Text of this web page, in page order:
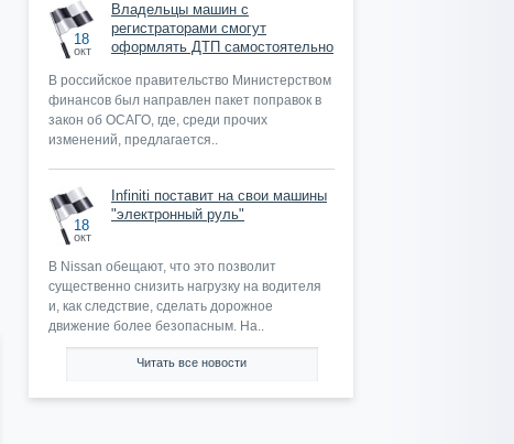
18
окт
Владельцы машин с
регистраторами смогут
оформлять ДТП самостоятельно
В российское правительство Министерством
финансов был направлен пакет поправок в
закон об ОСАГО, где, среди прочих
изменений, предлагается..
18
окт
Infiniti поставит на свои машины
"электронный руль"
В Nissan обещают, что это позволит
существенно снизить нагрузку на водителя
и, как следствие, сделать дорожное
движение более безопасным. На..
Читать все новости